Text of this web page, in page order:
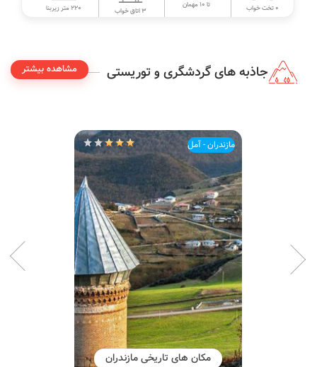
0 تخت خواب تا 10 مهمان
3 اتاق خواب 220 متر زیربنا
جاذبه های گردشگری و توریستی مشاهده بیشتر
مازندران - آمل
مکان های تاریخی مازندران